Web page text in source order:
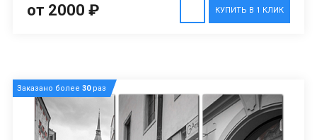
КУПИТЬ В 1 КЛИК
от 2000 ₽
Заказано более 30раз